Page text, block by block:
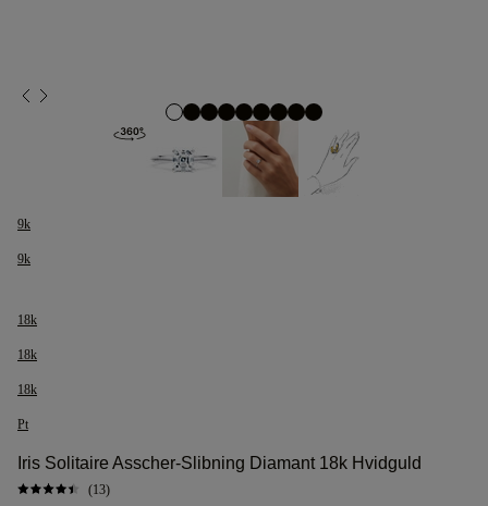
9k
9k
18k
18k
18k
Pt
Iris Solitaire Asscher-Slibning Diamant 18k Hvidguld
(13)